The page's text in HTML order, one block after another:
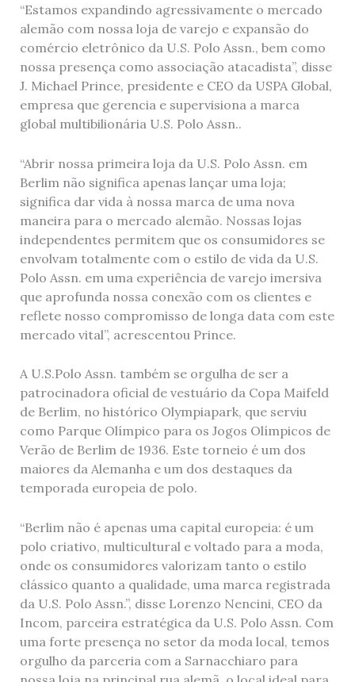
“Estamos expandindo agressivamente o mercado
alemão com nossa loja de varejo e expansão do
comércio eletrônico da U.S. Polo Assn., bem como
nossa presença como associação atacadista”, disse
J. Michael Prince, presidente e CEO da USPA Global,
empresa que gerencia e supervisiona a marca
global multibilionária U.S. Polo Assn..
“Abrir nossa primeira loja da U.S. Polo Assn. em
Berlim não significa apenas lançar uma loja;
significa dar vida à nossa marca de uma nova
maneira para o mercado alemão. Nossas lojas
independentes permitem que os consumidores se
envolvam totalmente com o estilo de vida da U.S.
Polo Assn. em uma experiência de varejo imersiva
que aprofunda nossa conexão com os clientes e
reflete nosso compromisso de longa data com este
mercado vital”, acrescentou Prince.
A U.S.Polo Assn. também se orgulha de ser a
patrocinadora oficial de vestuário da Copa Maifeld
de Berlim, no histórico Olympiapark, que serviu
como Parque Olímpico para os Jogos Olímpicos de
Verão de Berlim de 1936. Este torneio é um dos
maiores da Alemanha e um dos destaques da
temporada europeia de polo.
“Berlim não é apenas uma capital europeia: é um
polo criativo, multicultural e voltado para a moda,
onde os consumidores valorizam tanto o estilo
clássico quanto a qualidade, uma marca registrada
da U.S. Polo Assn.”, disse Lorenzo Nencini, CEO da
Incom, parceira estratégica da U.S. Polo Assn. Com
uma forte presença no setor da moda local, temos
orgulho da parceria com a Sarnacchiaro para